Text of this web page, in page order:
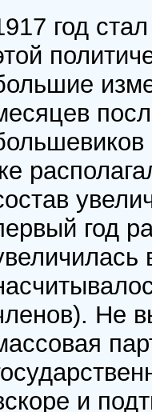
год
год
Не
и